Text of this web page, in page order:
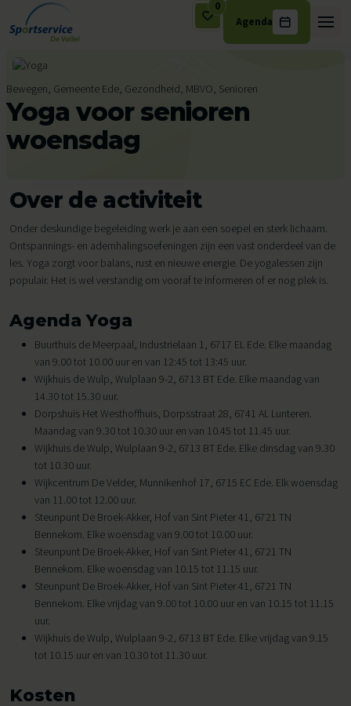
Ga naar de inhoud
0
Agenda
Bewegen, Gemeente Ede, Gezondheid, MBVO, Senioren
Yoga voor senioren
woensdag
Over de activiteit
Onder deskundige begeleiding werk je aan een soepel en sterk lichaam.
Ontspannings- en ademhalingsoefeningen zijn een vast onderdeel van de
les. Yoga zorgt voor balans, rust en nieuwe energie. De yogalessen zijn
populair. Het is wel verstandig om vooraf te informeren of er nog plek is.
Agenda Yoga
Buurthuis de Meerpaal, Industrielaan 1, 6717 EL Ede. Elke maandag
van 9.00 tot 10.00 uur en van 12:45 tot 13:45 uur.
Wijkhuis de Wulp, Wulplaan 9-2, 6713 BT Ede. Elke maandag van
14.30 tot 15.30 uur.
Dorpshuis Het Westhoffhuis, Dorpsstraat 28, 6741 AL Lunteren.
Maandag van 9.30 tot 10.30 uur en van 10.45 tot 11.45 uur.
Wijkhuis de Wulp, Wulplaan 9-2, 6713 BT Ede. Elke dinsdag van 9.30
tot 10.30 uur.
Wijkcentrum De Velder, Munnikenhof 17, 6715 EC Ede. Elk woensdag
van 11.00 tot 12.00 uur.
Steunpunt De Broek-Akker, Hof van Sint Pieter 41, 6721 TN
Bennekom. Elke woensdag van 9.00 tot 10.00 uur.
Steunpunt De Broek-Akker, Hof van Sint Pieter 41, 6721 TN
Bennekom. Elke woensdag van 10.15 tot 11.15 uur.
Steunpunt De Broek-Akker, Hof van Sint Pieter 41, 6721 TN
Bennekom. Elke vrijdag van 9.00 tot 10.00 uur en van 10.15 tot 11.15
uur.
Wijkhuis de Wulp, Wulplaan 9-2, 6713 BT Ede. Elke vrijdag van 9.15
tot 10.15 uur en van 10.30 tot 11.30 uur.
Kosten